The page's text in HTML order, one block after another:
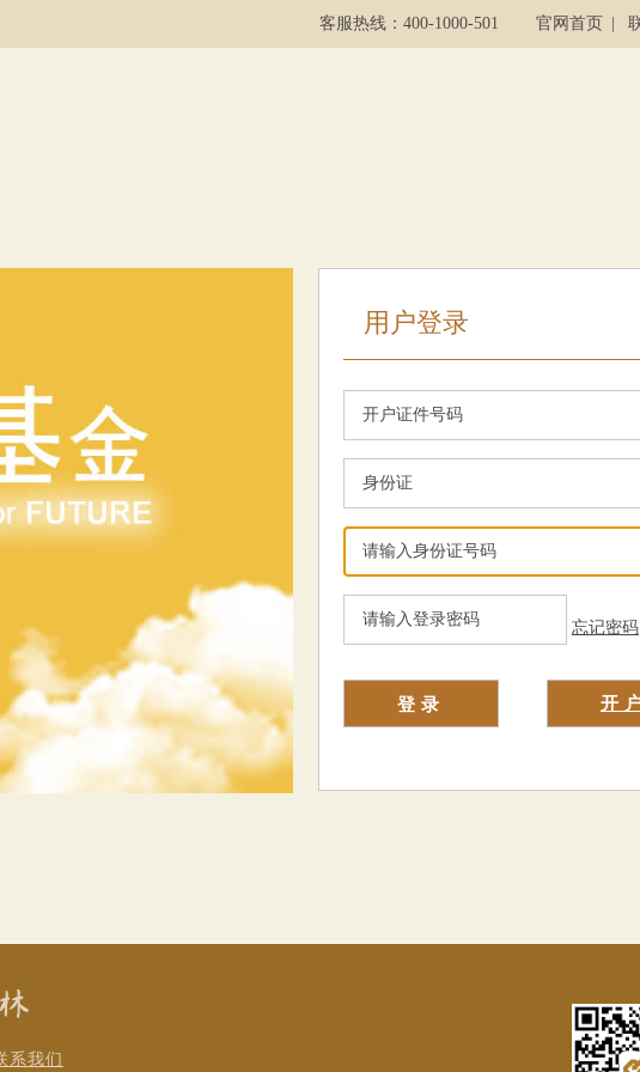
客服热线：400-1000-501 官网首页
用户登录
开户证件号码
身份证
忘记密码
开
登录
系我们